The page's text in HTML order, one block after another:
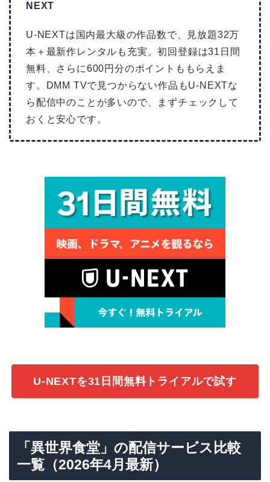
NEXT
U-NEXTは国内最大級の作品数で、見放題32万
本＋最新作レンタルも充実。初回登録は31日間
無料、さらに600円分のポイントももらえま
す。DMM TVで見つからない作品もU-NEXTな
ら配信中のことが多いので、まずチェックして
おくと安心です。
U-NEXTを31日間無料トライアルで試す
「異世界食堂」の配信サービス比較
一覧（2026年4月最新）